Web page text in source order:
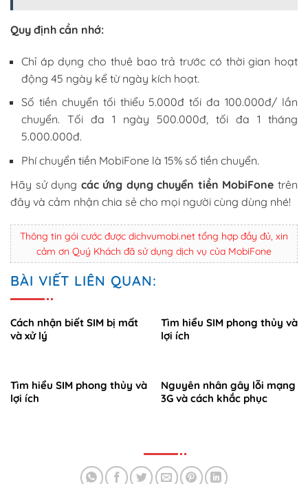
Quy định cần nhớ:
Chỉ áp dụng cho thuê bao trả trước có thời gian hoạt
động 45 ngày kể từ ngày kích hoạt.
Số tiền chuyển tối thiểu 5.000đ tối đa 100.000đ/ lần
chuyển. Tối đa 1 ngày 500.000đ, tối đa 1 tháng
5.000.000đ.
Phí chuyển tiền MobiFone là 15% số tiền chuyển.
Hãy sử dụng các ứng dụng chuyển tiền MobiFone trên
đây và cảm nhận chia sẻ cho mọi người cùng dùng nhé!
Thông tin gói cước được dichvumobi.net tổng hợp đầy đủ, xin
cảm ơn Quý Khách đã sử dụng dịch vụ của MobiFone
BÀI VIẾT LIÊN QUAN:
Cách nhận biết SIM bị mất
và xử lý
Tìm hiểu SIM phong thủy và
lợi ích
Tìm hiểu SIM phong thủy và
lợi ích
Nguyên nhân gây lỗi mạng
3G và cách khắc phục